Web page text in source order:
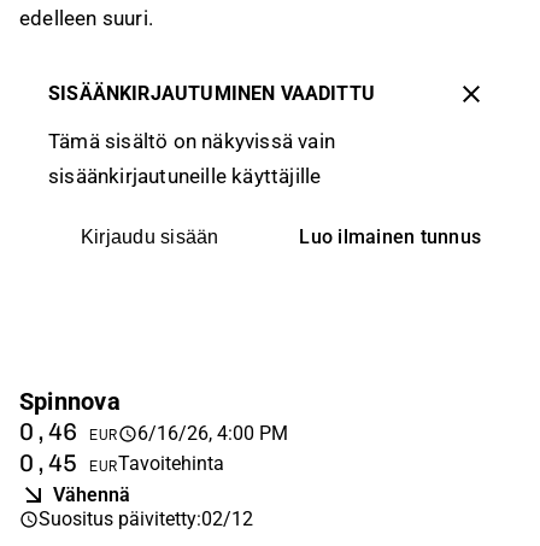
edelleen suuri.
SISÄÄNKIRJAUTUMINEN VAADITTU
Tämä sisältö on näkyvissä vain
sisäänkirjautuneille käyttäjille
Kirjaudu sisään Luo ilmainen tunnus
Spinnova
0,46 EUR 6/16/26, 4:00 PM
0,45 EURTavoitehinta
Vähennä
Suositus päivitetty:02/12